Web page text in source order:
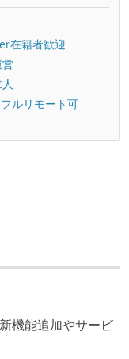
在籍者歓迎
フルリモート可
機能追加やサービ